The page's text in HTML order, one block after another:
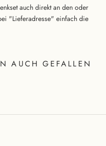
auch direkt an den oder
"Lieferadresse" einfach die
AUCH GEFALLEN